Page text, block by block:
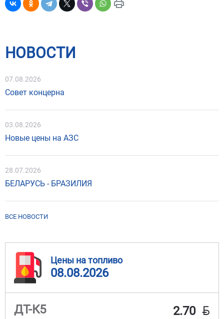
НОВОСТИ
07.08.2026
Совет концерна
03.08.2026
Новые цены на АЗС
28.07.2026
БЕЛАРУСЬ - БРАЗИЛИЯ
ВСЕ НОВОСТИ
Цены на топливо
08.08.2026
ДТ-К5 2.70 BYN